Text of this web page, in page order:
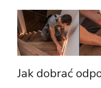
Jak dobrać